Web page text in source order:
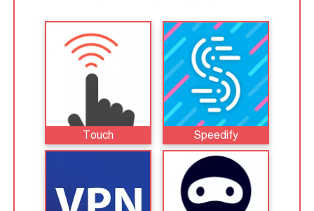
Speedify
Touch